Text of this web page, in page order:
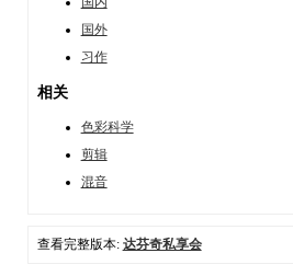
国外
习作
相关
色彩科学
剪辑
混音
查看完整版本: 达芬奇私享会